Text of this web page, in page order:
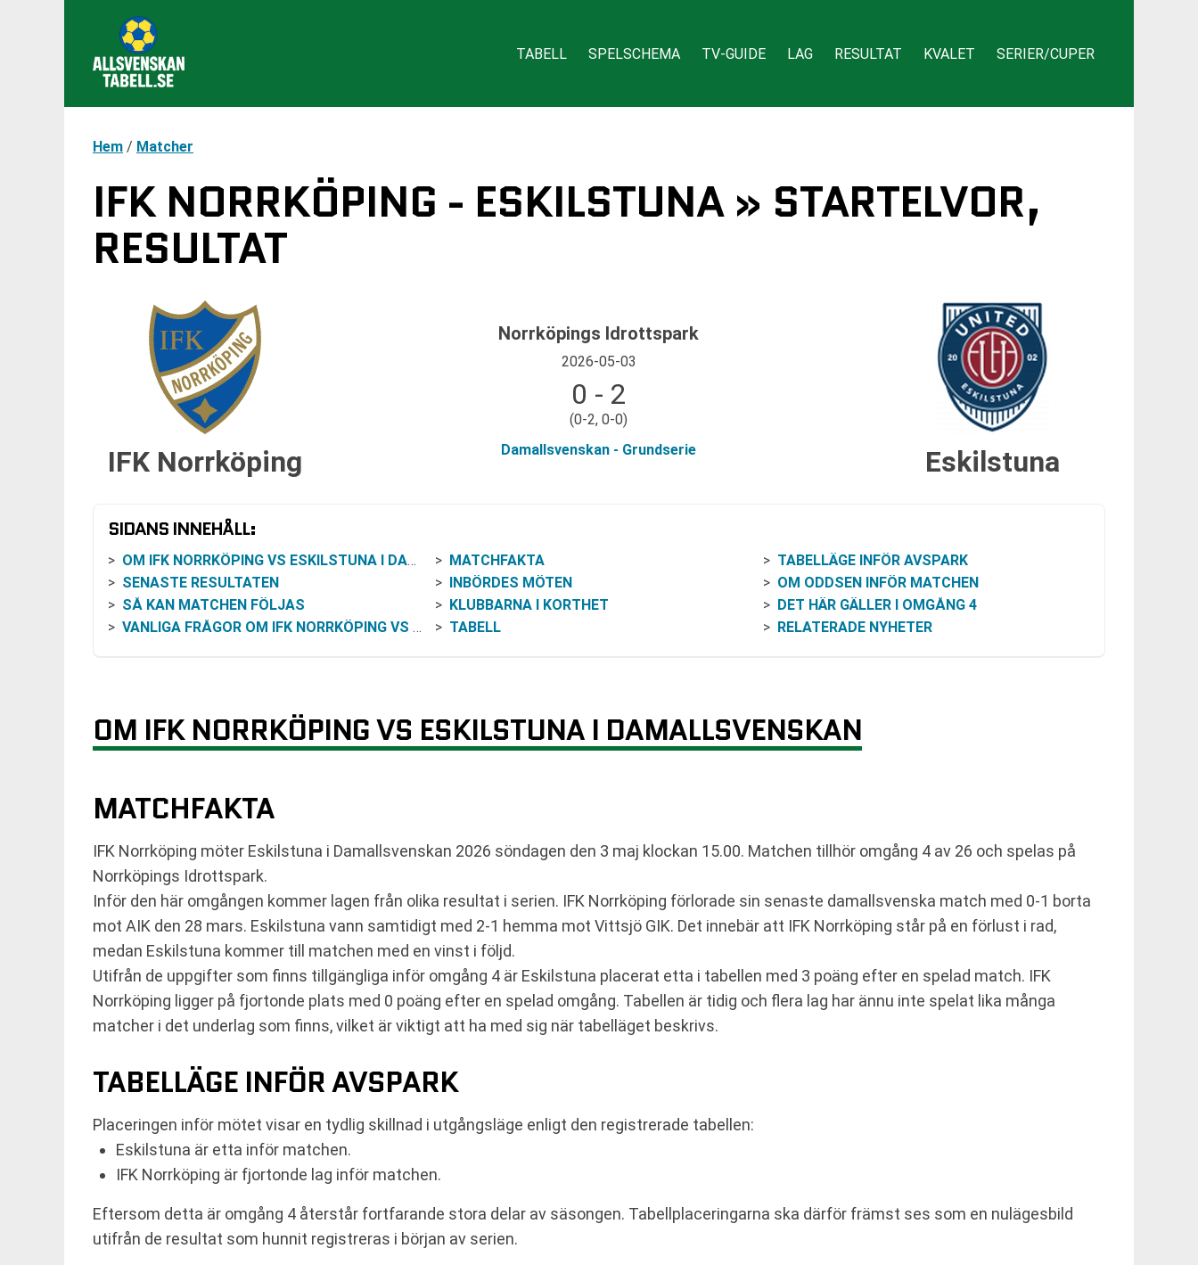
TABELL SPELSCHEMA TV-GUIDE LAG RESULTAT KVALET SERIER/CUPER
Hem / Matcher
IFK NORRKÖPING - ESKILSTUNA » STARTELVOR,
RESULTAT
IFK Norrköping
Norrköpings Idrottspark
2026-05-03
0 - 2
(0-2, 0-0)
Damallsvenskan - Grundserie
Eskilstuna
SIDANS INNEHÅLL:
OM IFK NORRKÖPING VS ESKILSTUNA I DAMALLSVENSKAN MATCHFAKTA
TABELLÄGE INFÖR AVSPARK
SENASTE RESULTATEN
INBÖRDES MÖTEN
OM ODDSEN INFÖR MATCHEN
SÅ KAN MATCHEN FÖLJAS
KLUBBARNA I KORTHET
DET HÄR GÄLLER I OMGÅNG 4
VANLIGA FRÅGOR OM IFK NORRKÖPING VS ESKILSTUNA
TABELL RELATERADE NYHETER
OM IFK NORRKÖPING VS ESKILSTUNA I DAMALLSVENSKAN
MATCHFAKTA
IFK Norrköping möter Eskilstuna i Damallsvenskan 2026 söndagen den 3 maj klockan 15.00. Matchen tillhör omgång 4 av 26 och spelas på
Norrköpings Idrottspark.
Inför den här omgången kommer lagen från olika resultat i serien. IFK Norrköping förlorade sin senaste damallsvenska match med 0-1 borta
mot AIK den 28 mars. Eskilstuna vann samtidigt med 2-1 hemma mot Vittsjö GIK. Det innebär att IFK Norrköping står på en förlust i rad,
medan Eskilstuna kommer till matchen med en vinst i följd.
Utifrån de uppgifter som finns tillgängliga inför omgång 4 är Eskilstuna placerat etta i tabellen med 3 poäng efter en spelad match. IFK
Norrköping ligger på fjortonde plats med 0 poäng efter en spelad omgång. Tabellen är tidig och flera lag har ännu inte spelat lika många
matcher i det underlag som finns, vilket är viktigt att ha med sig när tabelläget beskrivs.
TABELLÄGE INFÖR AVSPARK
Placeringen inför mötet visar en tydlig skillnad i utgångsläge enligt den registrerade tabellen:
Eskilstuna är etta inför matchen.
IFK Norrköping är fjortonde lag inför matchen.
Eftersom detta är omgång 4 återstår fortfarande stora delar av säsongen. Tabellplaceringarna ska därför främst ses som en nulägesbild
utifrån de resultat som hunnit registreras i början av serien.